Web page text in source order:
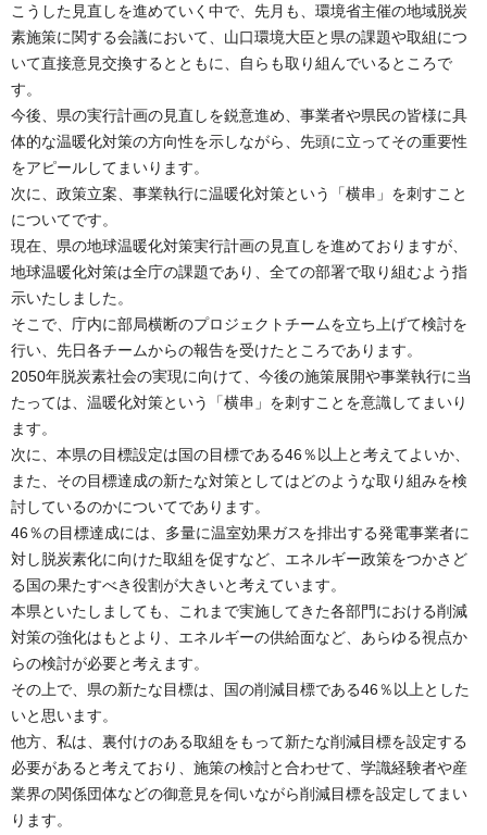
こうした見直しを進めていく中で、先月も、環境省主催の地域脱炭
素施策に関する会議において、山口環境大臣と県の課題や取組につ
いて直接意見交換するとともに、自らも取り組んでいるところで
す。
今後、県の実行計画の見直しを鋭意進め、事業者や県民の皆様に具
体的な温暖化対策の方向性を示しながら、先頭に立ってその重要性
をアピールしてまいります。
次に、政策立案、事業執行に温暖化対策という「横串」を刺すこと
についてです。
現在、県の地球温暖化対策実行計画の見直しを進めておりますが、
地球温暖化対策は全庁の課題であり、全ての部署で取り組むよう指
示いたしました。
そこで、庁内に部局横断のプロジェクトチームを立ち上げて検討を
行い、先日各チームからの報告を受けたところであります。
2050年脱炭素社会の実現に向けて、今後の施策展開や事業執行に当
たっては、温暖化対策という「横串」を刺すことを意識してまいり
ます。
次に、本県の目標設定は国の目標である46％以上と考えてよいか、
また、その目標達成の新たな対策としてはどのような取り組みを検
討しているのかについてであります。
46％の目標達成には、多量に温室効果ガスを排出する発電事業者に
対し脱炭素化に向けた取組を促すなど、エネルギー政策をつかさど
る国の果たすべき役割が大きいと考えています。
本県といたしましても、これまで実施してきた各部門における削減
対策の強化はもとより、エネルギーの供給面など、あらゆる視点か
らの検討が必要と考えます。
その上で、県の新たな目標は、国の削減目標である46％以上とした
いと思います。
他方、私は、裏付けのある取組をもって新たな削減目標を設定する
必要があると考えており、施策の検討と合わせて、学識経験者や産
業界の関係団体などの御意見を伺いながら削減目標を設定してまい
ります。